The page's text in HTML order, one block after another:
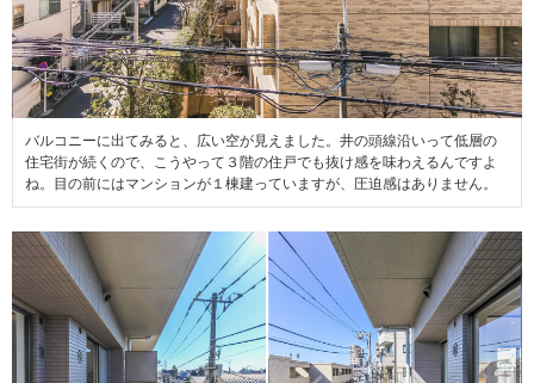
バルコニーに出てみると、広い空が見えました。井の頭線沿いって低層の
住宅街が続くので、こうやって３階の住戸でも抜け感を味わえるんですよ
ね。目の前にはマンションが１棟建っていますが、圧迫感はありません。